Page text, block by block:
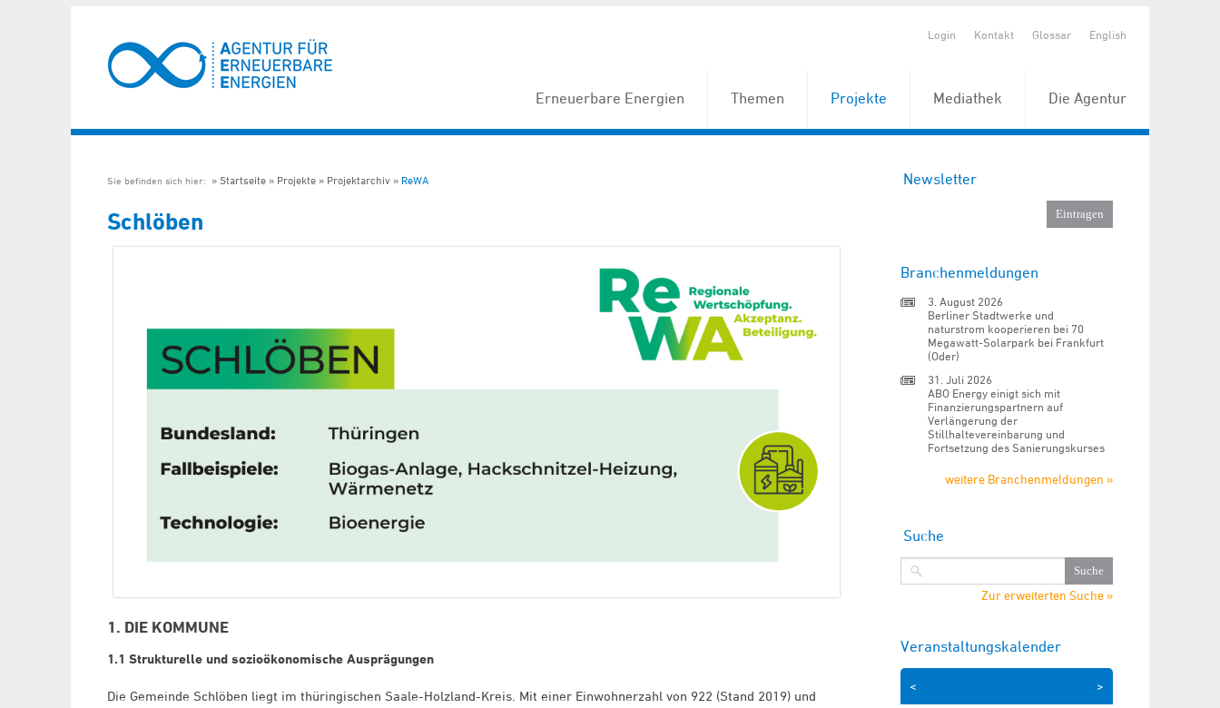
Login Kontakt Glossar English
Erneuerbare Energien Themen Projekte Mediathek Die Agentur
Sie befinden sich hier: Startseite Projekte Projektarchiv ReWA
Schlöben
1. DIE KOMMUNE
1.1 Strukturelle und sozioökonomische Ausprägungen
Die Gemeinde Schlöben liegt im thüringischen Saale-Holzland-Kreis. Mit einer Einwohnerzahl von 922 (Stand 2019) und
Newsletter
Branchenmeldungen
3. August 2026
Berliner Stadtwerke und
naturstrom kooperieren bei 70
Megawatt-Solarpark bei Frankfurt
(Oder)
31. Juli 2026
ABO Energy einigt sich mit
Finanzierungspartnern auf
Verlängerung der
Stillhaltevereinbarung und
Fortsetzung des Sanierungskurses
weitere Branchenmeldungen »
Suche
Zur erweiterten Suche »
Veranstaltungskalender
>
<